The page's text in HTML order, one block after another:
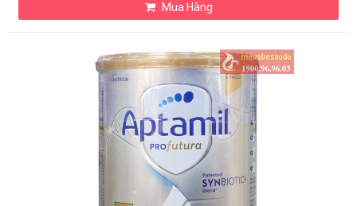
Mua Hàng